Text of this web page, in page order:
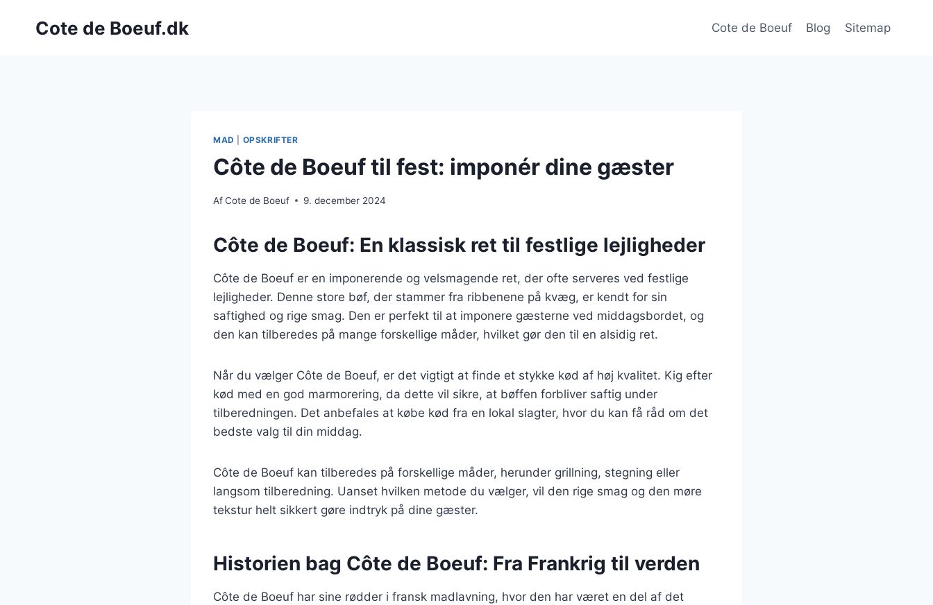
Cote de Boeuf.dk Cote de Boeuf Blog Sitemap
MAD OPSKRIFTER
Côte de Boeuf til fest: imponér dine gæster
AfCote de Boeuf 9. december 2024
Côte de Boeuf: En klassisk ret til festlige lejligheder
Côte de Boeuf er en imponerende og velsmagende ret, der ofte serveres ved festlige
lejligheder. Denne store bøf, der stammer fra ribbenene på kvæg, er kendt for sin
saftighed og rige smag. Den er perfekt til at imponere gæsterne ved middagsbordet, og
den kan tilberedes på mange forskellige måder, hvilket gør den til en alsidig ret.
Når du vælger Côte de Boeuf, er det vigtigt at finde et stykke kød af høj kvalitet. Kig efter
kød med en god marmorering, da dette vil sikre, at bøffen forbliver saftig under
tilberedningen. Det anbefales at købe kød fra en lokal slagter, hvor du kan få råd om det
bedste valg til din middag.
Côte de Boeuf kan tilberedes på forskellige måder, herunder grillning, stegning eller
langsom tilberedning. Uanset hvilken metode du vælger, vil den rige smag og den møre
tekstur helt sikkert gøre indtryk på dine gæster.
Historien bag Côte de Boeuf: Fra Frankrig til verden
Côte de Boeuf har sine rødder i fransk madlavning, hvor den har været en del af det